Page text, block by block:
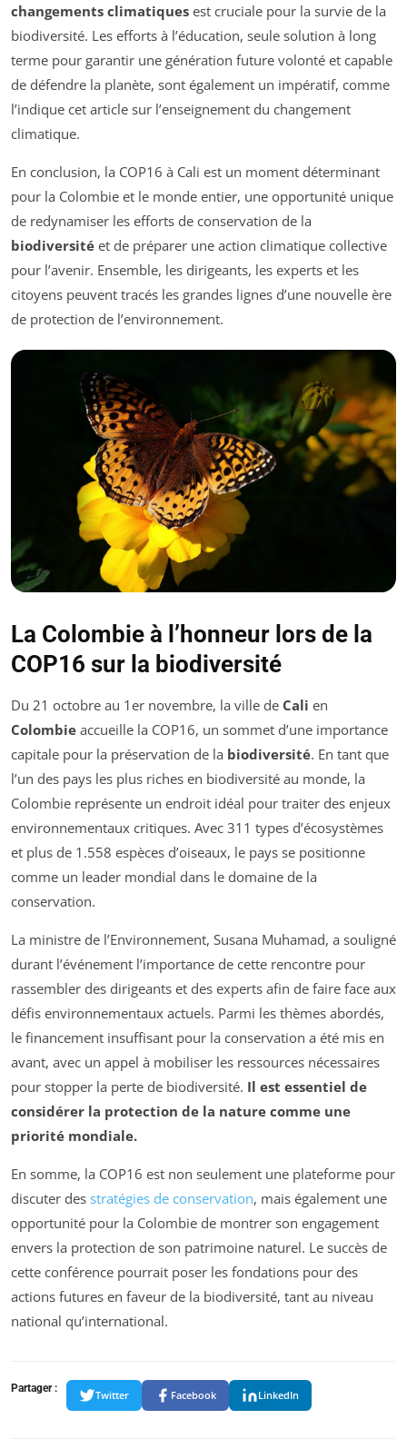
changements climatiques est cruciale pour la survie de la
biodiversité. Les efforts à l’éducation, seule solution à long
terme pour garantir une génération future volonté et capable
de défendre la planète, sont également un impératif, comme
l’indique cet article sur l’enseignement du changement
climatique.
En conclusion, la COP16 à Cali est un moment déterminant
pour la Colombie et le monde entier, une opportunité unique
de redynamiser les efforts de conservation de la
biodiversité et de préparer une action climatique collective
pour l’avenir. Ensemble, les dirigeants, les experts et les
citoyens peuvent tracés les grandes lignes d’une nouvelle ère
de protection de l’environnement.
La Colombie à l’honneur lors de la
COP16 sur la biodiversité
Du 21 octobre au 1er novembre, la ville de Cali en
Colombie accueille la COP16, un sommet d’une importance
capitale pour la préservation de la biodiversité. En tant que
l’un des pays les plus riches en biodiversité au monde, la
Colombie représente un endroit idéal pour traiter des enjeux
environnementaux critiques. Avec 311 types d’écosystèmes
et plus de 1.558 espèces d’oiseaux, le pays se positionne
comme un leader mondial dans le domaine de la
conservation.
La ministre de l’Environnement, Susana Muhamad, a souligné
durant l’événement l’importance de cette rencontre pour
rassembler des dirigeants et des experts afin de faire face aux
défis environnementaux actuels. Parmi les thèmes abordés,
le financement insuffisant pour la conservation a été mis en
avant, avec un appel à mobiliser les ressources nécessaires
pour stopper la perte de biodiversité. Il est essentiel de
considérer la protection de la nature comme une
priorité mondiale.
En somme, la COP16 est non seulement une plateforme pour
discuter des stratégies de conservation, mais également une
opportunité pour la Colombie de montrer son engagement
envers la protection de son patrimoine naturel. Le succès de
cette conférence pourrait poser les fondations pour des
actions futures en faveur de la biodiversité, tant au niveau
national qu’international.
Partager :
Twitter Facebook LinkedIn